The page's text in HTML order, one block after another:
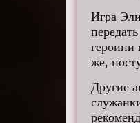
Игра
героини
же,
Другие